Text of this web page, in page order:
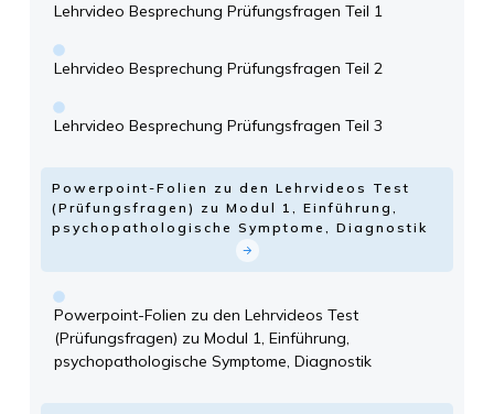
Lehrvideo Besprechung Prüfungsfragen Teil 1
Lehrvideo Besprechung Prüfungsfragen Teil 2
Lehrvideo Besprechung Prüfungsfragen Teil 3
Powerpoint-Folien zu den Lehrvideos Test
(Prüfungsfragen) zu Modul 1, Einführung,
psychopathologische Symptome, Diagnostik
Powerpoint-Folien zu den Lehrvideos Test
(Prüfungsfragen) zu Modul 1, Einführung,
psychopathologische Symptome, Diagnostik